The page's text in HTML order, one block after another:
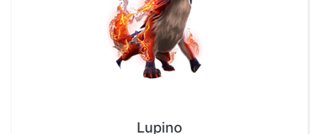
Lupino